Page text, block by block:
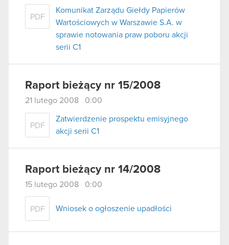
PDF
Komunikat Zarządu Giełdy Papierów
Wartościowych w Warszawie S.A. w
sprawie notowania praw poboru akcji
serii C1
Raport bieżący nr 15/2008
21 lutego 2008 0:00
PDF
Zatwierdzenie prospektu emisyjnego
akcji serii C1
Raport bieżący nr 14/2008
15 lutego 2008 0:00
PDF Wniosek o ogłoszenie upadłości